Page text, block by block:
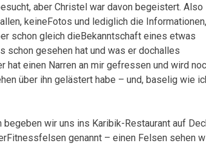
aber Christel war davon begeistert. Also
keineFotos und lediglich die Informationen,
schon gleich dieBekanntschaft eines etwas
schon gesehen hat und was er dochalles
hat einen Narren an mir gefressen und wird
über ihn gelästert habe – und, baselig wie
wir uns ins Karibik-Restaurant auf
genannt – einen Felsen sehen